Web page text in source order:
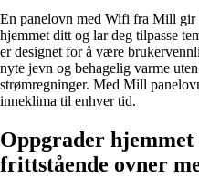
En panelovn med Wifi fra Mill gir
hjemmet ditt og lar deg tilpasse
er designet for å være
nyte jevn og behagelig varme
strømregninger. Med Mill
inneklima til enhver tid.
Oppgrader
frittstående ovner